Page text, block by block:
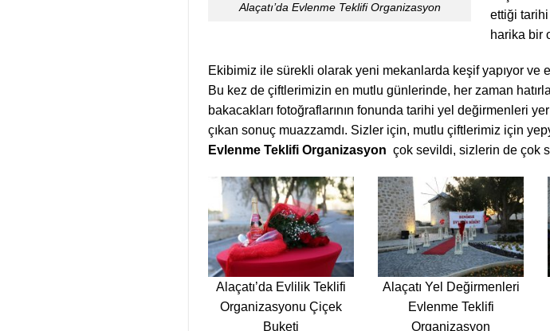
Alaçatı’da Evlenme Teklifi Organizasyon
ettiği
harika bir
Ekibimiz ile sürekli olarak yeni mekanlarda keşif yapıyor ve
Bu kez de çiftlerimizin en mutlu günlerinde, her zaman
bakacakları fotoğraflarının fonunda tarihi yel değirmenleri
çıkan sonuç muazzamdı. Sizler için, mutlu çiftlerimiz için
Evlenme Teklifi Organizasyon çok sevildi, sizlerin de çok
Alaçatı’da Evlilik Teklifi
Organizasyonu Çiçek
Buketi
Alaçatı Yel Değirmenleri
Evlenme Teklifi
Organizasyon